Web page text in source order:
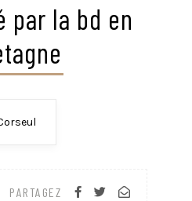
par la bd en
PARTAGEZ